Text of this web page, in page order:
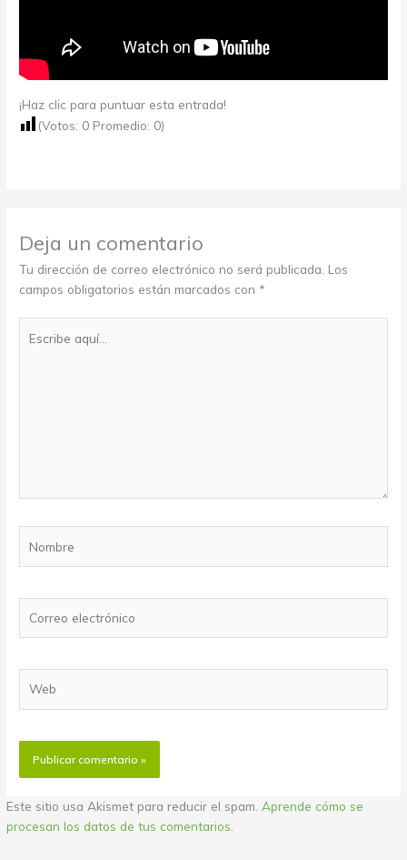
¡Haz clic para puntuar esta entrada!
(Votos: 0 Promedio: 0)
Deja un comentario
Tu dirección de correo electrónico no será publicada. Los
campos obligatorios están marcados con *
aquí...
electrónico
Este sitio usa Akismet para reducir el spam. Aprende cómo se
procesan los datos de tus comentarios.